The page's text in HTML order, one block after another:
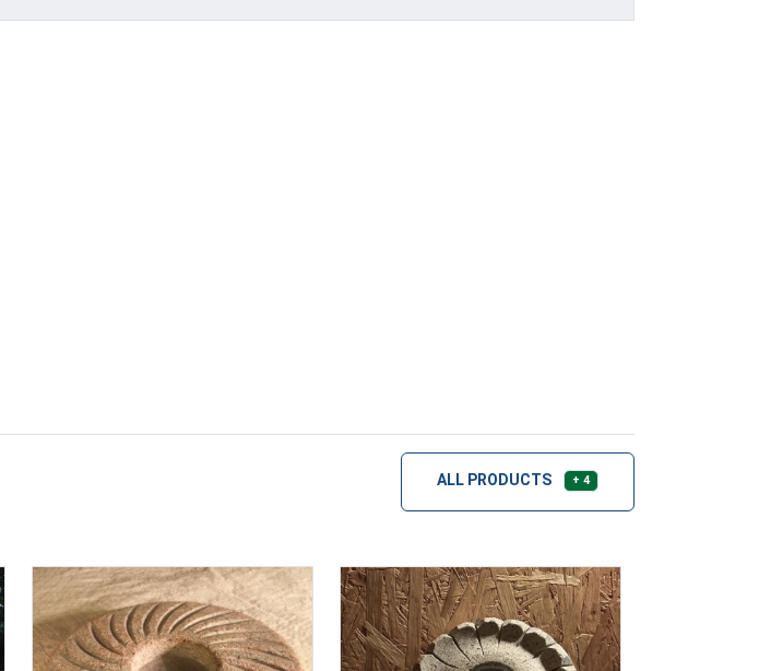
ALL PRODUCTS + 4